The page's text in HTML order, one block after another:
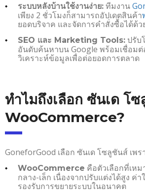
ระบบหลังบ้านใช้งานง่าย: ทีมงาน
เพียง 2 ชั่วโมงก็สามารถอัปเดตสินค้า
ยอดบริจาค และจัดการคำสั่งซื้อได้ด้ว
SEO และ Marketing Tools: ปรับ
อันดับค้นหาบน Google พร้อมเชื่อมต่
วิเคราะห์ข้อมูลเพื่อต่อยอดการตลาด
ทำไมถึงเลือก ซันเด โ
WooCommerce?
GoneforGood เลือก ซันเด โซลูชันส์ เพร
WooCommerce คือตัวเลือกที่เห
กลาง-เล็ก เนื่องจากปรับแต่งได้สูง ค่
รองรับการขยายระบบในอนาคต